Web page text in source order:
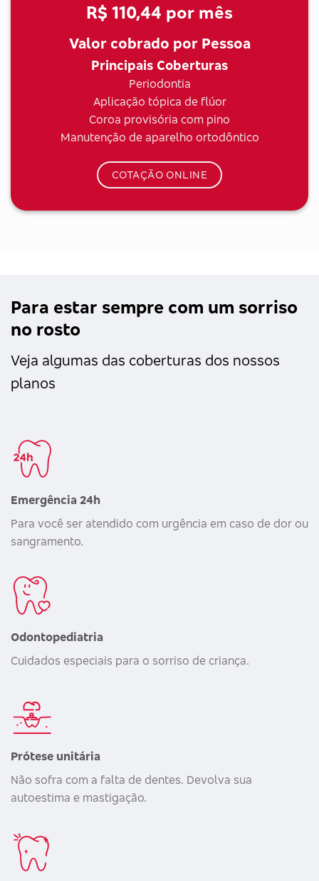
R$ 110,44 por mês
Valor cobrado por Pessoa
Principais Coberturas
Periodontia
Aplicação tópica de flúor
Coroa provisória com pino
Manutenção de aparelho ortodôntico
COTAÇÃO ONLINE
Para estar sempre com um sorriso
no rosto
Veja algumas das coberturas dos nossos
planos
Emergência 24h
Para você ser atendido com urgência em caso de dor ou
sangramento.
Odontopediatria
Cuidados especiais para o sorriso de criança.
Prótese unitária
Não sofra com a falta de dentes. Devolva sua
autoestima e mastigação.